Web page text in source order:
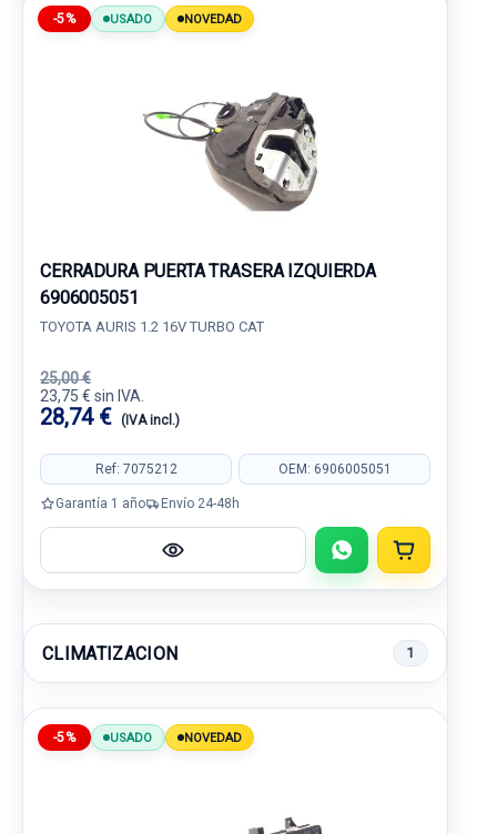
-5% USADO NOVEDAD
CERRADURA PUERTA TRASERA IZQUIERDA
6906005051
TOYOTA AURIS 1.2 16V TURBO CAT
25,00 €
23,75 € sin IVA.
28,74 € (IVA incl.)
Ref: 7075212 OEM: 6906005051
Garantía 1 año Envío 24-48h
CLIMATIZACION 1
-5% USADO NOVEDAD